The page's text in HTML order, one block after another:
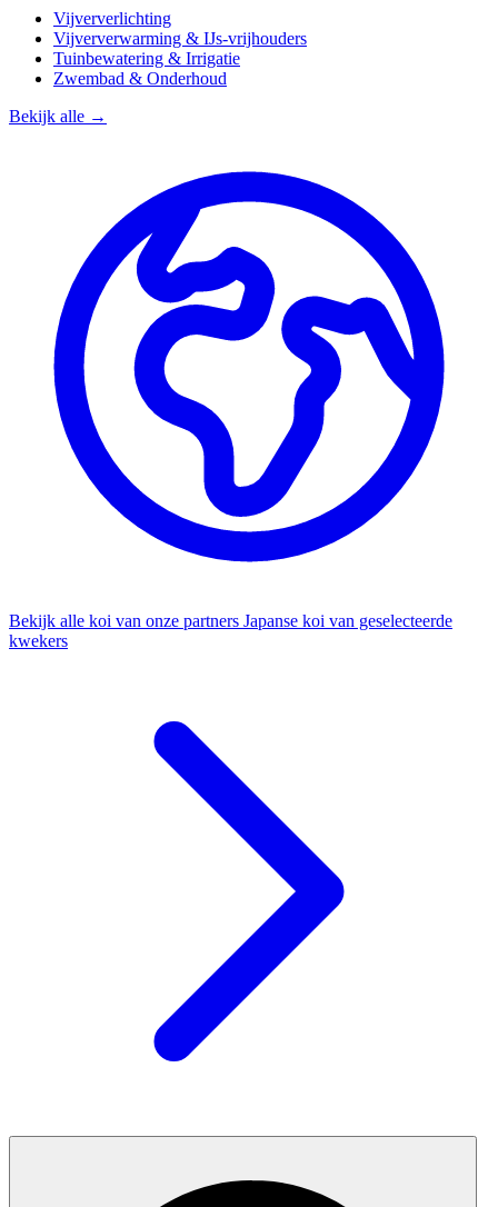
Vijververlichting
Vijververwarming & IJs-vrijhouders
Tuinbewatering & Irrigatie
Zwembad & Onderhoud
Bekijk alle →
Bekijk alle koi van onze partners Japanse koi van geselecteerde
kwekers